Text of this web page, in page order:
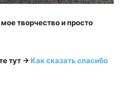
творчество и просто
тут → Как сказать спасибо